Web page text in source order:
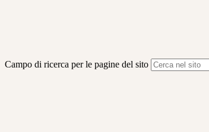
Campo di ricerca per le pagine del sito